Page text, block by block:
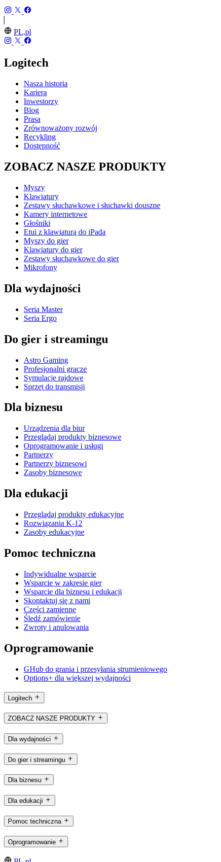
PL,pl
Logitech
Nasza historia
Kariera
Inwestorzy
Blog
Prasa
Zrównoważony rozwój
Recykling
Dostępność
ZOBACZ NASZE PRODUKTY
Myszy
Klawiatury
Zestawy słuchawkowe i słuchawki douszne
Kamery internetowe
Głośniki
Etui z klawiaturą do iPada
Myszy do gier
Klawiatury do gier
Zestawy słuchawkowe do gier
Mikrofony
Dla wydajności
Seria Master
Seria Ergo
Do gier i streamingu
Astro Gaming
Profesjonalni gracze
Symulacje rajdowe
Sprzęt do transmisji
Dla biznesu
Urządzenia dla biur
Przeglądaj produkty biznesowe
Oprogramowanie i usługi
Partnerzy
Partnerzy biznesowi
Zasoby biznesowe
Dla edukacji
Przeglądaj produkty edukacyjne
Rozwiązania K-12
Zasoby edukacyjne
Pomoc techniczna
Indywidualne wsparcie
Wsparcie w zakresie gier
Wsparcie dla biznesu i edukacji
Skontaktuj się z nami
Części zamienne
Śledź zamówienie
Zwroty i anulowania
Oprogramowanie
GHub do grania i przesyłania strumieniowego
Options+ dla większej wydajności
Logitech
ZOBACZ NASZE PRODUKTY
Dla wydajności
Do gier i streamingu
Dla biznesu
Dla edukacji
Pomoc techniczna
Oprogramowanie